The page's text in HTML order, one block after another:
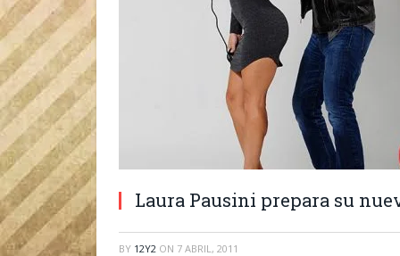
Laura Pausini prepara su
BY 12Y2 ON 7 ABRIL, 2011